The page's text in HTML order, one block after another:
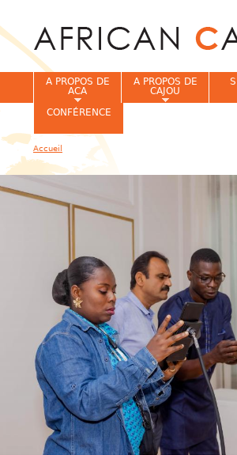
A PROPOS DE
ACA
A PROPOS DE
CAJOU
CONFÉRENCE
Vous êtes ici
Accueil